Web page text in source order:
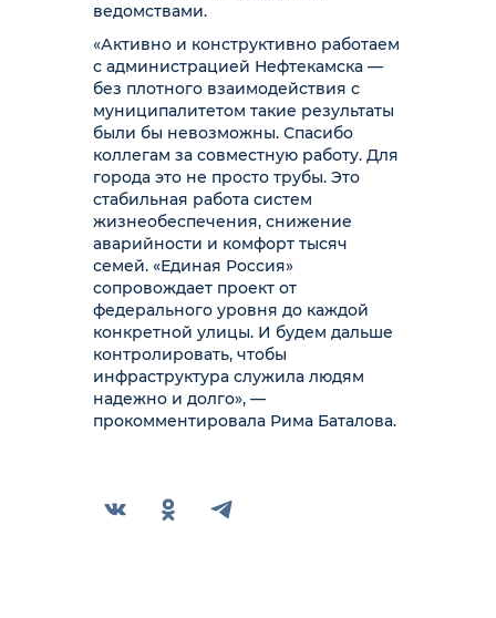
ведомствами.
«Активно и конструктивно работаем
с администрацией Нефтекамска —
без плотного взаимодействия с
муниципалитетом такие результаты
были бы невозможны. Спасибо
коллегам за совместную работу. Для
города это не просто трубы. Это
стабильная работа систем
жизнеобеспечения, снижение
аварийности и комфорт тысяч
семей. «Единая Россия»
сопровождает проект от
федерального уровня до каждой
конкретной улицы. И будем дальше
контролировать, чтобы
инфраструктура служила людям
надежно и долго», —
прокомментировала Рима Баталова.